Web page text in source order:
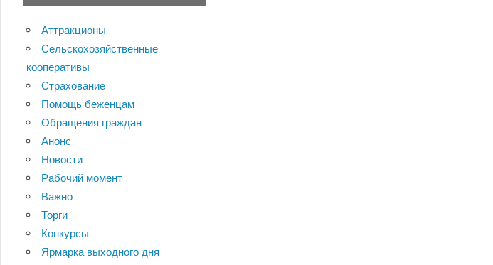
Аттракционы
Сельскохозяйственные
кооперативы
Страхование
Помощь беженцам
Обращения граждан
Анонс
Новости
Рабочий момент
Важно
Торги
Конкурсы
Ярмарка выходного дня